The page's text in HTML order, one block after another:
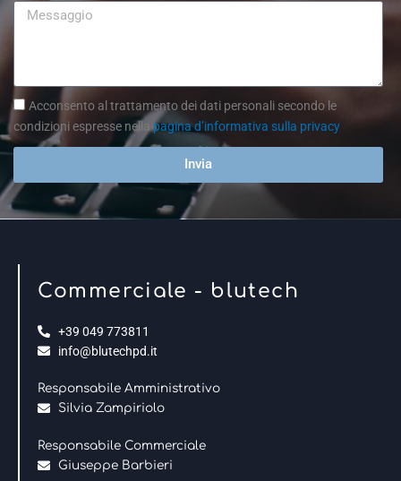
Messaggio
Acconsento al trattamento dei dati personali secondo le
condizioni espresse nella pagina d’informativa sulla privacy
Invia
Commerciale - blutech
+39 049 773811
info@blutechpd.it
Responsabile Amministrativo
Silvia Zampiriolo
Responsabile Commerciale
Giuseppe Barbieri